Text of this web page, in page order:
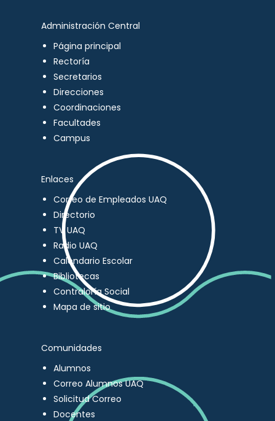
Administración Central
Página principal
Rectoría
Secretarios
Direcciones
Coordinaciones
Facultades
Campus
Enlaces
Correo de Empleados UAQ
Directorio
TV UAQ
Radio UAQ
Calendario Escolar
Bibliotecas
Contraloría Social
Mapa de sitio
Comunidades
Alumnos
Correo Alumnos UAQ
Solicitud Correo
Docentes